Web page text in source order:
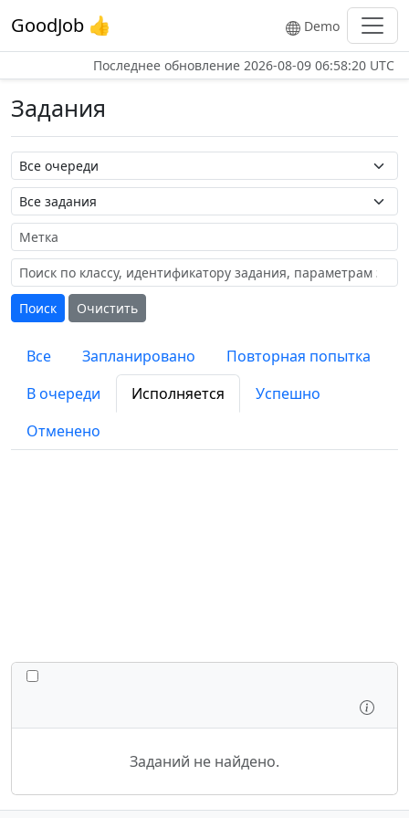
GoodJob 👍 Demo
Последнее обновление 2026-08-09 06:58:20 UTC
Задания
Название очереди
Название задания
Метка
Поиск
Очистить
Все Запланировано
Повторная попытка
В очереди
Исполняется
Успешно
Отменено
ПЕРЕКЛЮЧИТЬ ВСЕ ЗАДАНИЯ
Заданий не найдено.